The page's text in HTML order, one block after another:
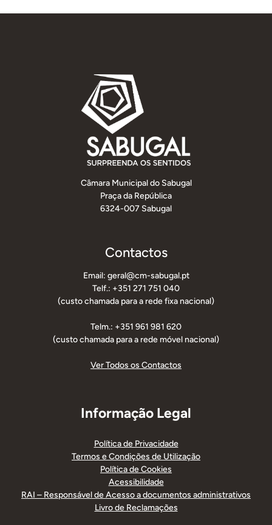
Câmara Municipal do Sabugal
Praça da República
6324-007 Sabugal
Contactos
Email: geral@cm-sabugal.pt
Telf.: +351 271 751 040
(custo chamada para a rede fixa nacional)
Telm.: +351 961 981 620
(custo chamada para a rede móvel nacional)
Ver Todos os Contactos
Informação Legal
Política de Privacidade
Termos e Condições de Utilização
Política de Cookies
Acessibilidade
RAI – Responsável de Acesso a documentos administrativos
Livro de Reclamações